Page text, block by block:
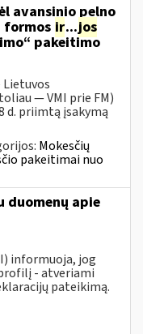
avansinio pelno
formos ir...jos
pakeitimo
— VMI prie FM)
d. priimtą įsakymą
Mokesčių
pakeitimai nuo
duomenų apie
informuoja, jog
- atveriami
pateikimą.